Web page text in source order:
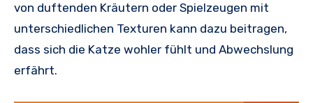
von duftenden Kräutern oder Spielzeugen mit
unterschiedlichen Texturen kann dazu beitragen,
dass sich die Katze wohler fühlt und Abwechslung
erfährt.